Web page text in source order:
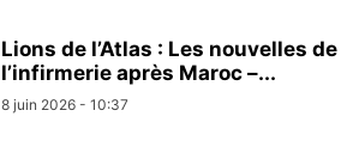
Lions de l’Atlas : Les nouvelles de
l’infirmerie après Maroc –...
8 juin 2026 - 10:37